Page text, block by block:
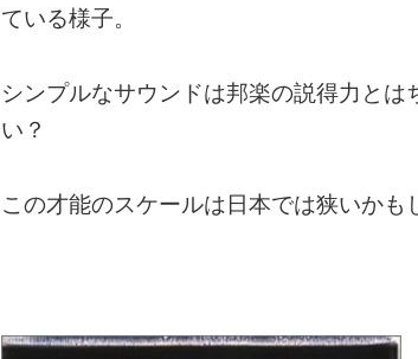
ている様子。
シンプルなサウンドは邦楽の説得力と
い？
この才能のスケールは日本では狭いかも